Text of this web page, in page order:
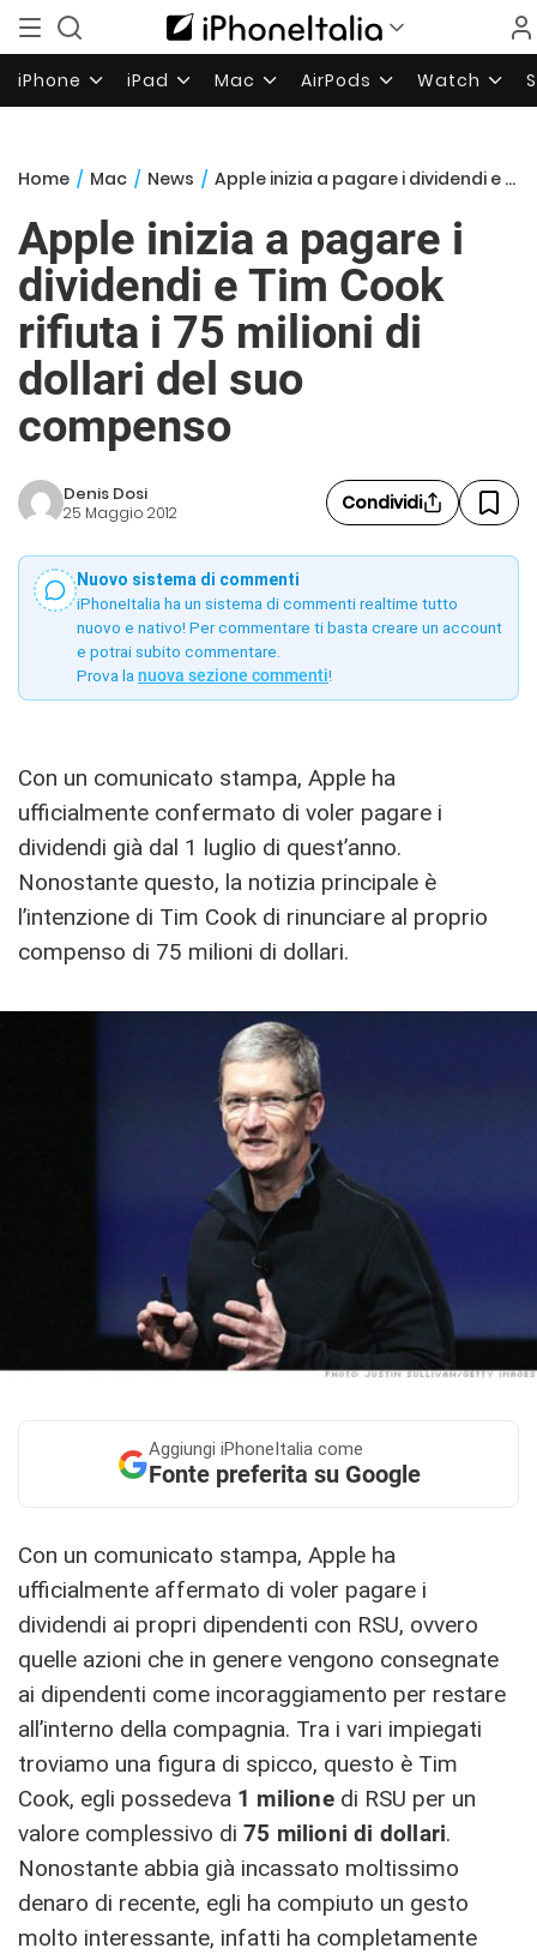
iPhone iPad Mac AirPods Watch
Home / Mac / News / Apple inizia a pagare i dividendi e Tim Cook rifiuta i 75 milioni di dollari del suo compenso
Apple inizia a pagare i
dividendi e Tim Cook
rifiuta i 75 milioni di
dollari del suo
compenso
Denis Dosi
25 Maggio 2012 Condividi
Nuovo sistema di commenti
iPhoneItalia ha un sistema di commenti realtime tutto
nuovo e nativo! Per commentare ti basta creare un account
e potrai subito commentare.
Prova la nuova sezione commenti!
Con un comunicato stampa, Apple ha
ufficialmente confermato di voler pagare i
dividendi già dal 1 luglio di quest’anno.
Nonostante questo, la notizia principale è
l’intenzione di Tim Cook di rinunciare al proprio
compenso di 75 milioni di dollari.
Aggiungi iPhoneItalia come
Fonte preferita su Google
Con un comunicato stampa, Apple ha
ufficialmente affermato di voler pagare i
dividendi ai propri dipendenti con RSU, ovvero
quelle azioni che in genere vengono consegnate
ai dipendenti come incoraggiamento per restare
all’interno della compagnia. Tra i vari impiegati
troviamo una figura di spicco, questo è Tim
Cook, egli possedeva 1 milione di RSU per un
valore complessivo di 75 milioni di dollari.
Nonostante abbia già incassato moltissimo
denaro di recente, egli ha compiuto un gesto
molto interessante, infatti ha completamente